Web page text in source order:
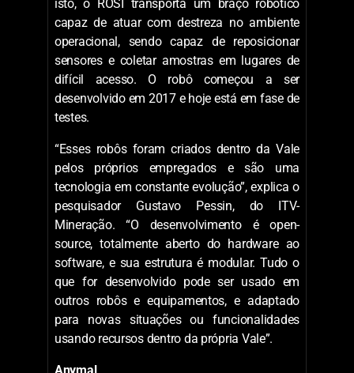
(ROSI), em parceria com a Universidade
Federal do Rio de Janeiro (UFRJ). Pensado
desde o início do projeto como uma
ferramenta de inspeção em
áreas operacionais da Vale, o ROSI tem como
foco as correias transportadoras, um
equipamento crítico para a mineração. Para
isto, o ROSI transporta um braço robótico
capaz de atuar com destreza no ambiente
operacional, sendo capaz de reposicionar
sensores e coletar amostras em lugares de
difícil acesso. O robô começou a ser
desenvolvido em 2017 e hoje está em fase de
testes.
“Esses robôs foram criados dentro da Vale
pelos próprios empregados e são uma
tecnologia em constante evolução”, explica o
pesquisador Gustavo Pessin, do ITV-
Mineração. “O desenvolvimento é open-